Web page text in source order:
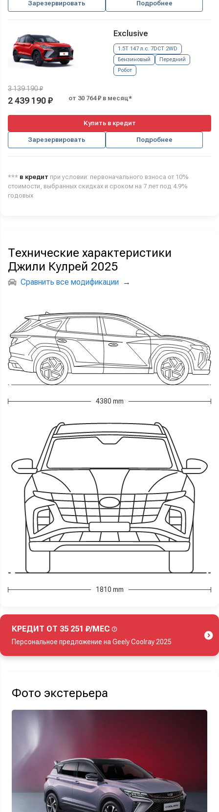
Зарезервировать Подробнее
Exclusive
1.5T 147 л.с. 7DCT 2WD
Бензиновый
Передний
Робот
3 139 190 ₽
2 439 190 ₽ от 30 764 ₽ в месяц*
Купить в кредит
Зарезервировать Подробнее
*** в кредит при условии: первоначального взноса от 10%
стоимости, выбранных скидках и сроком на 7 лет под 4.9%
годовых
Технические характеристики
Джили Кулрей 2025
Сравнить все модификации →
4380 mm
1810 mm
КРЕДИТ ОТ 35 251 ₽/МЕС
Персональное предложение на Geely Coolray 2025
Узнать выгоду
Фото экстерьера